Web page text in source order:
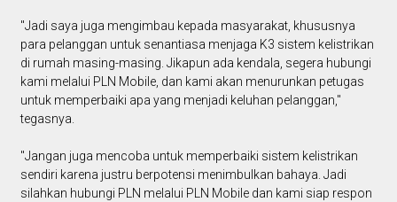
"Jadi saya juga mengimbau kepada masyarakat, khususnya
para pelanggan untuk senantiasa menjaga K3 sistem kelistrikan
di rumah masing-masing. Jikapun ada kendala, segera hubungi
kami melalui PLN Mobile, dan kami akan menurunkan petugas
untuk memperbaiki apa yang menjadi keluhan pelanggan,"
tegasnya.
"Jangan juga mencoba untuk memperbaiki sistem kelistrikan
sendiri karena justru berpotensi menimbulkan bahaya. Jadi
silahkan hubungi PLN melalui PLN Mobile dan kami siap respon